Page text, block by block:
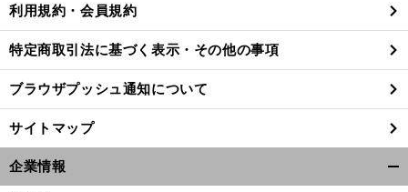
利用規約・会員規約
特定商取引法に基づく表示・その他の事項
ブラウザプッシュ通知について
サイトマップ
企業情報